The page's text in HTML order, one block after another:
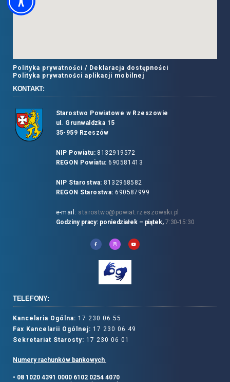
Polityka prywatności / Deklaracja dostępności
Polityka prywatności aplikacji mobilnej
KONTAKT:
Starostwo Powiatowe w Rzeszowie
ul. Grunwaldzka 15
35-959 Rzeszów
NIP Powiatu:8132919572
REGON Powiatu: 690581413
NIP Starostwa: 8132968582
REGON Starostwa: 690587999
e-mail: starostwo@powiat.rzeszowski.pl
Godziny pracy: poniedziałek – piątek, 7:30-15:30
TELEFONY:
Kancelaria Ogólna: 17 230 06 55
Fax Kancelarii Ogólnej: 17 230 06 49
Sekretariat Starosty: 17 230 06 01
Numery rachunków bankowych
• 08 1020 4391 0000 6102 0254 4070